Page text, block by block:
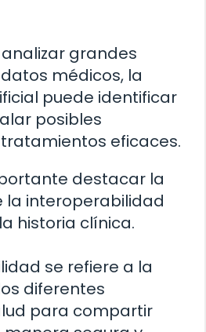
grandes
médicos, la
puede identificar
posibles
eficaces.
destacar la
la interoperabilidad
historia clínica.
se refiere a la
diferentes
para compartir